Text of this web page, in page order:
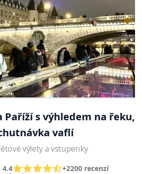
Paříží s výhledem na řeku,
vaflí
výlety a vstupenky
4.4 +2200 recenzí